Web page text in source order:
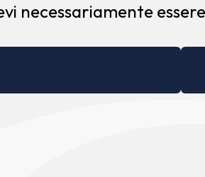
necessariamente